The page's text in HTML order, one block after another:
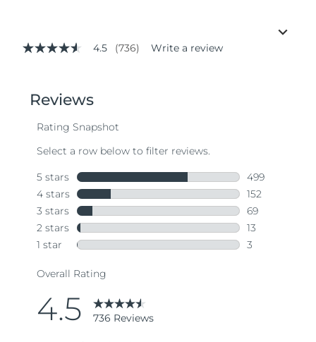
4.5
stars,
average
value.
736
Same
page
link.
4.5 (736) Write a review